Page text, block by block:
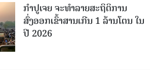
ກຳປູເຈຍ ຈະທຳລາຍສະຖິຕິການ
ສົ່ງອອກເຂົ້າສານເກີນ 1 ລ້ານໂຕນ ໃນ
ປີ 2026